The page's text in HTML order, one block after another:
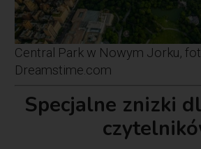
Central Park w Nowym Jorku,
Dreamstime.com
Specjalne znizki